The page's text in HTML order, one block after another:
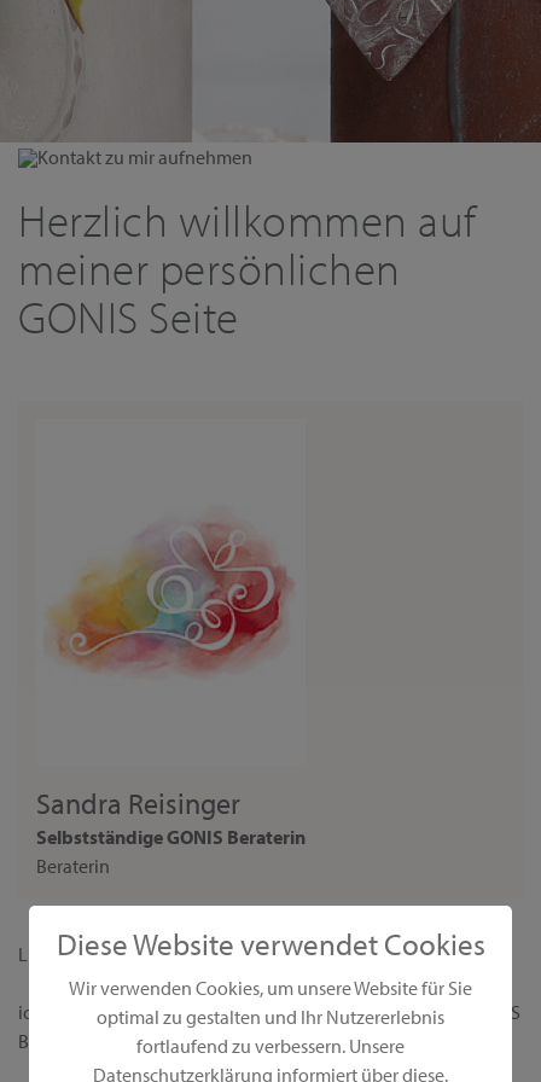
Diese Website verwendet Cookies
Wir verwenden Cookies, um unsere Website für Sie
optimal zu gestalten und Ihr Nutzererlebnis
fortlaufend zu verbessern. Unsere
Datenschutzerklärung informiert über diese.
Kontakt zu mir aufnehmen
Herzlich willkommen auf
meiner persönlichen
GONIS Seite
Sandra Reisinger
Selbstständige GONIS Beraterin
Beraterin
Liebe Interessentin,
ich begrüße dich ganz herzlich auf meiner persönlichen GONIS
Beraterseite!